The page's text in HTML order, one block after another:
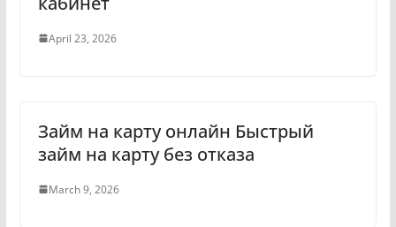
April 23, 2026
Займ на карту онлайн Быстрый
займ на карту без отказа
March 9, 2026